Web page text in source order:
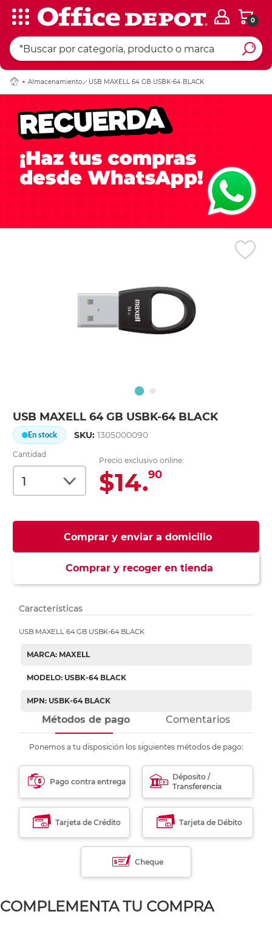
0
Almacenamiento USB MAXELL 64 GB USBK-64 BLACK
USB MAXELL 64 GB USBK-64 BLACK
En stock SKU:1305000090
Cantidad
Precio exclusivo online:
$14.90
Comprar y enviar a domicilio
Comprar y recoger en tienda
Ingresar Codigo
Características
USB MAXELL 64 GB USBK-64 BLACK
MARCA: MAXELL
MODELO: USBK-64 BLACK
MPN: USBK-64 BLACK
Métodos de pago Comentarios
Ponemos a tu disposición los siguientes métodos de pago:
Pago contra entrega
Déposito /
Transferencia
Tarjeta de Crédito Tarjeta de Débito
Cheque
COMPLEMENTA TU COMPRA